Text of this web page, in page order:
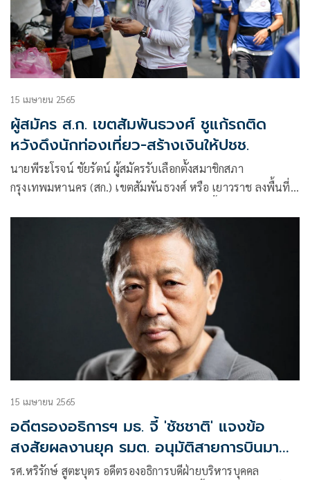
15 เมษายน 2565
ผู้สมัคร ส.ก. เขตสัมพันธวงศ์ ชูแก้รถติด
หวังดึงนักท่องเที่ยว-สร้างเงินให้ปชช.
นายพีระโรจน์ ชัยรัตน์ ผู้สมัครรับเลือกตั้งสมาชิกสภา
กรุงเทพมหานคร (สก.) เขตสัมพันธวงศ์ หรือ เยาวราช ลงพื้นที่
โรจน์ได้ชูนโยบายทั้งการสร้างเงิน สร้างงานให้เข้าถึงประชาชน
15 เมษายน 2565
อดีตรองอธิการฯ มธ. จี้ 'ชัชชาติ' แจงข้อ
สงสัยผลงานยุค รมต. อนุมัติสายการบินมาก
ที่สุดในปฐพี
รศ.หริรักษ์ สูตะบุตร อดีตรองอธิการบดีฝ่ายบริหารบุคคล